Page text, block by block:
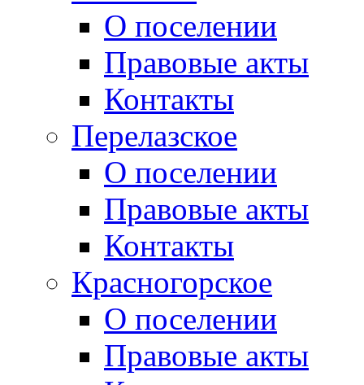
О поселении
Правовые акты
Контакты
Перелазское
О поселении
Правовые акты
Контакты
Красногорское
О поселении
Правовые акты